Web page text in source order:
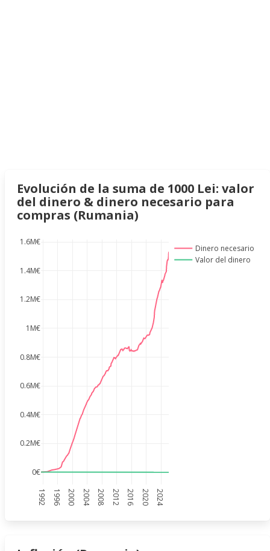
Evolución de la suma de 1000 Lei: valor
del dinero & dinero necesario para
compras (Rumania)
1992 1996 2000 2004 2008 2012 2016 2020 2024
0€
0.2M€
0.4M€
0.6M€
0.8M€
1M€
1.2M€
1.4M€
1.6M€
Dinero necesario
Valor del dinero